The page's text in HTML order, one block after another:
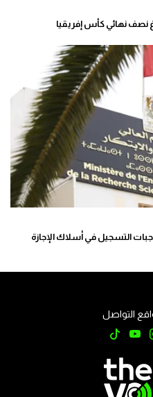
نصف نهائي كأس إفريقيا
التسجيل في أسلاك الإجازة
التواصل